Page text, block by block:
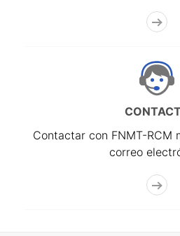
Contactar con FNMT-RCM
correo